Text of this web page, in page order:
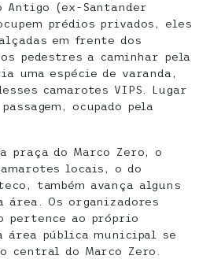
Antigo (ex-Santander
prédios privados, eles
em frente dos
pedestres a caminhar pela
uma espécie de varanda,
camarotes VIPS. Lugar
ocupado pela
praça do Marco Zero, o
locais, o do
também avança alguns
área. Os organizadores
pertence ao próprio
área pública municipal se
central do Marco Zero.